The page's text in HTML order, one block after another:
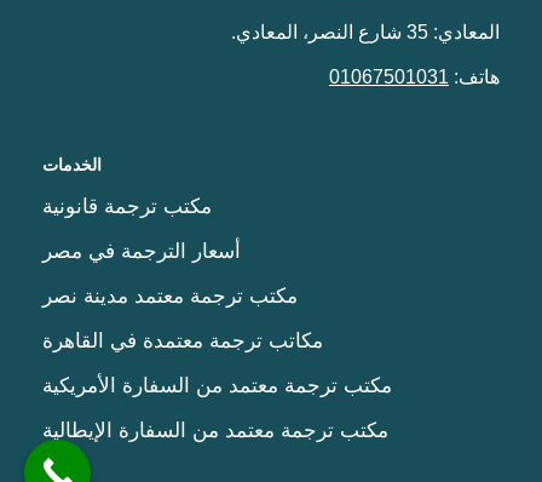
المعادي: 35 شارع النصر، المعادي.
هاتف: 01067501031
الخدمات
مكتب ترجمة قانونية
أسعار الترجمة في مصر
مكتب ترجمة معتمد مدينة نصر
مكاتب ترجمة معتمدة في القاهرة
مكتب ترجمة معتمد من السفارة الأمريكية
مكتب ترجمة معتمد من السفارة الإيطالية